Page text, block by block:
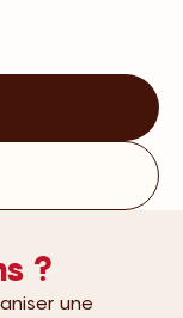
?
une